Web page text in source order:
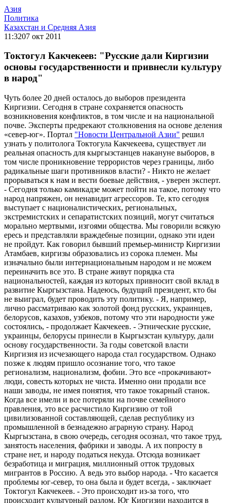
Азия
Политика
Казахстан и Средняя Азия
11:3207 окт 2011
Токтогул Какчекеев: "Русские дали Киргизии
основы государственности и привнесли культуру
в народ"
Чуть более 20 дней осталось до выборов президента
Киргизии. Сегодня в стране сохраняется опасность
возникновения конфликтов, в том числе и на национальной
почве. Эксперты предрекают столкновения на основе деления
«север-юг». Портал "Новости Центральной Азии" решил
узнать у политолога Токтогула Какчекеева, существует ли
реальная опасность для кыргызстанцев накануне выборов, в
том числе проникновение террористов через границы, либо
радикальные шаги противников власти? - Никто не желает
прорываться к нам и вести боевые действия, - уверен эксперт.
- Сегодня только камикадзе может пойти на такое, потому что
народ напряжен, он ненавидит агрессоров. Те, кто сегодня
выступает с националистических, региональных,
экстремистских и сепаратистских позиций, могут считаться
морально мертвыми, изгоями общества. Мы говорили всякую
ересь и представляли враждебные позиции, однако эти идеи
не пройдут. Как говорил бывший премьер-министр Киргизии
Атамбаев, киргизы образовались из сорока племен. Мы
изначально были интернациональным народом и не можем
переиначить все это. В стране живут порядка ста
национальностей, каждая из которых привносит свой вклад в
развитие Кыргызстана. Надеюсь, будущий президент, кто бы
не выиграл, будет проводить эту политику. - Я, например,
лично рассматриваю как золотой фонд русских, украинцев,
белорусов, казахов, узбеков, потому что эти народности уже
состоялись, - продолжает Какчекеев. - Этнические русские,
украинцы, белорусы принесли в Кыргызстан культуру, дали
основу государственности. За годы советской власти
Киргизия из исчезающего народа стал государством. Однако
позже к людям пришло осознание того, что такое
регионализм, национализм, фобии. Это все «прокачивают»
люди, совесть которых не чиста. Именно они продали все
наши заводы, не имея понятия, что такое токарный станок.
Когда все имели и все потеряли на почве семейного
правления, это все расчистило Киргизию от той
цивилизованной составляющей, сделав республику из
промышленной в безнадежно аграрную страну. Народ
Кыргызстана, в свою очередь, сегодня осознал, что такое труд,
занятость населения, фабрики и заводы. А их попросту в
стране нет, и народу податься некуда. Отсюда возникает
безработица и миграция, миллионный отток трудовых
мигрантов в Россию. А ведь это выбор народа. - Что касается
проблемы юг-север, то она была и будет всегда, - заключает
Токтогул Какчекеев. - Это происходит из-за того, что
происходит культурный разлом. Юг Киргизии находится в